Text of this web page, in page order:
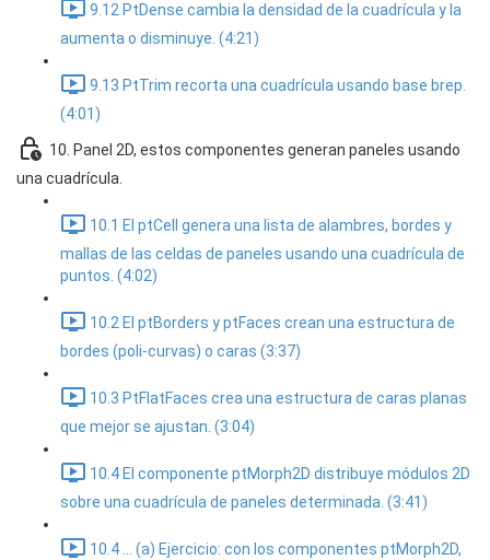
9.12 PtDense cambia la densidad de la cuadrícula y la
aumenta o disminuye. (4:21)
9.13 PtTrim recorta una cuadrícula usando base brep.
(4:01)
10. Panel 2D, estos componentes generan paneles usando
una cuadrícula.
10.1 El ptCell genera una lista de alambres, bordes y
mallas de las celdas de paneles usando una cuadrícula de
puntos. (4:02)
10.2 El ptBorders y ptFaces crean una estructura de
bordes (poli-curvas) o caras (3:37)
10.3 PtFlatFaces crea una estructura de caras planas
que mejor se ajustan. (3:04)
10.4 El componente ptMorph2D distribuye módulos 2D
sobre una cuadrícula de paneles determinada. (3:41)
10.4 ... (a) Ejercicio: con los componentes ptMorph2D,